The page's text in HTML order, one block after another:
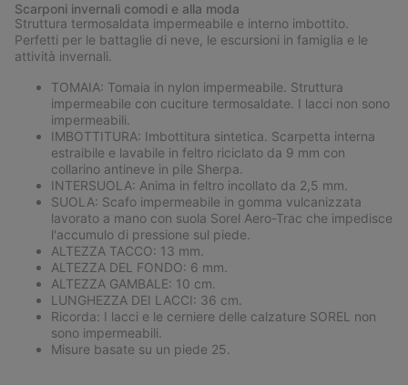
Scarponi invernali comodi e alla moda
Struttura termosaldata impermeabile e interno imbottito.
Perfetti per le battaglie di neve, le escursioni in famiglia e le
attività invernali.
TOMAIA: Tomaia in nylon impermeabile. Struttura
impermeabile con cuciture termosaldate. I lacci non sono
impermeabili.
IMBOTTITURA: Imbottitura sintetica. Scarpetta interna
estraibile e lavabile in feltro riciclato da 9 mm con
collarino antineve in pile Sherpa.
INTERSUOLA: Anima in feltro incollato da 2,5 mm.
SUOLA: Scafo impermeabile in gomma vulcanizzata
lavorato a mano con suola Sorel Aero-Trac che impedisce
l'accumulo di pressione sul piede.
ALTEZZA TACCO: 13 mm.
ALTEZZA DEL FONDO: 6 mm.
ALTEZZA GAMBALE: 10 cm.
LUNGHEZZA DEI LACCI: 36 cm.
Ricorda: I lacci e le cerniere delle calzature SOREL non
sono impermeabili.
Misure basate su un piede 25.